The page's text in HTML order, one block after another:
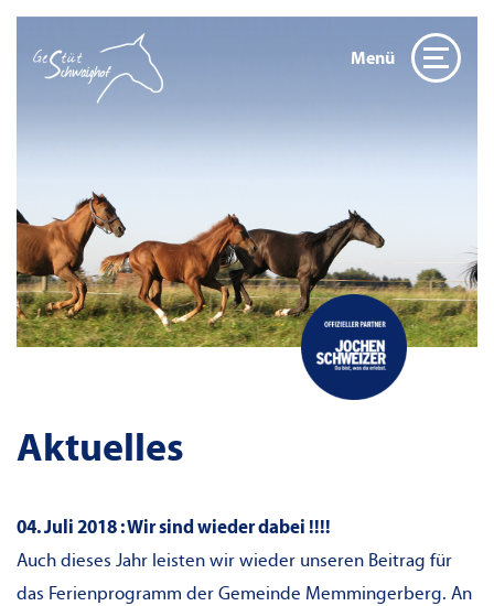
Menü
Aktuelles
04. Juli 2018 : Wir sind wieder dabei !!!!
Auch dieses Jahr leisten wir wieder unseren Beitrag für
das Ferienprogramm der Gemeinde Memmingerberg. An